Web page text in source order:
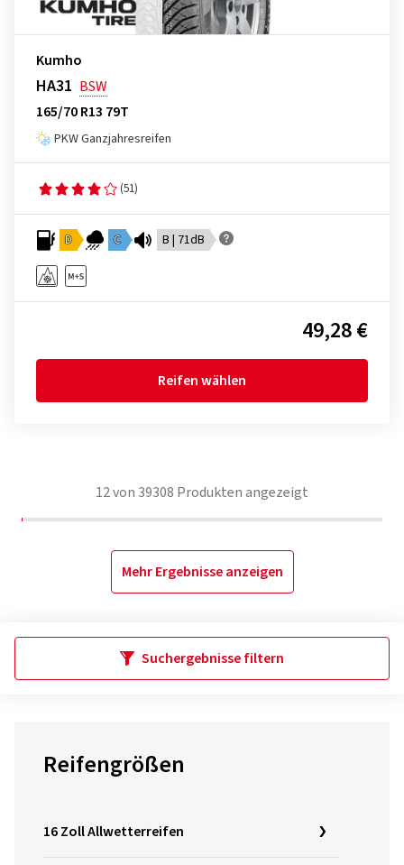
Kumho
HA31 BSW
165/70 R13 79T
PKW Ganzjahresreifen
(51)
D C B | 71dB
49,28 €
Reifen wählen
12von 39308 Produkten angezeigt
Mehr Ergebnisse anzeigen
Suchergebnisse filtern
Reifengrößen
16 Zoll Allwetterreifen